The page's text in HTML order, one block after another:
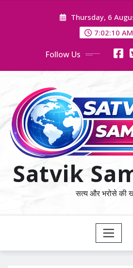
Thursday, 6
7:02:10 AM
Follow Us
Satvik
सत्य और भरोसे की